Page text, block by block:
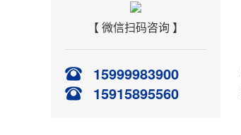
【 微信扫码咨询 】
15999983900
15915895560